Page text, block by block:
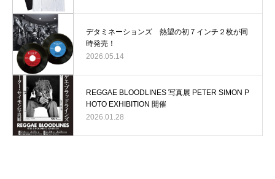
デタミネーションズ 熱望の初７インチ２枚が同
時発売！
2026.05.14
REGGAE BLOODLINES 写真展 PETER SIMON P
HOTO EXHIBITION 開催
2026.01.28